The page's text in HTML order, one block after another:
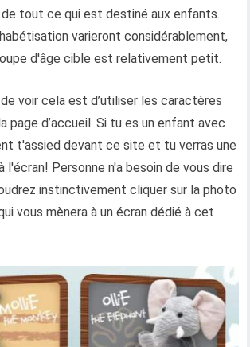
tout ce qui est destiné aux enfants.
varieront considérablement,
d'âge cible est relativement petit.
de voir cela est d’utiliser les caractères
page d’accueil. Si tu es un enfant avec
t'assied devant ce site et tu verras une
l'écran! Personne n'a besoin de vous dire
instinctivement cliquer sur la photo
vous mènera à un écran dédié à cet